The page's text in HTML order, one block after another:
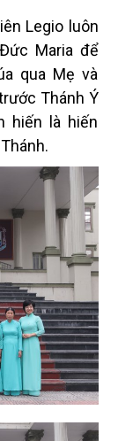
Legio luôn
Maria để
qua Mẹ và
Thánh Ý
hiến là hiến